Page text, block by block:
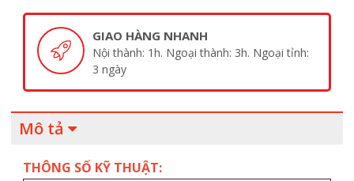
GIAO HÀNG NHANH
Nội thành: 1h. Ngoại thành: 3h. Ngoại tỉnh:
3 ngày
Mô tả
THÔNG SỐ KỸ THUẬT: